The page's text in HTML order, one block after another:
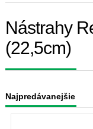
Nástrahy
(22,5cm)
Najpredávanejšie